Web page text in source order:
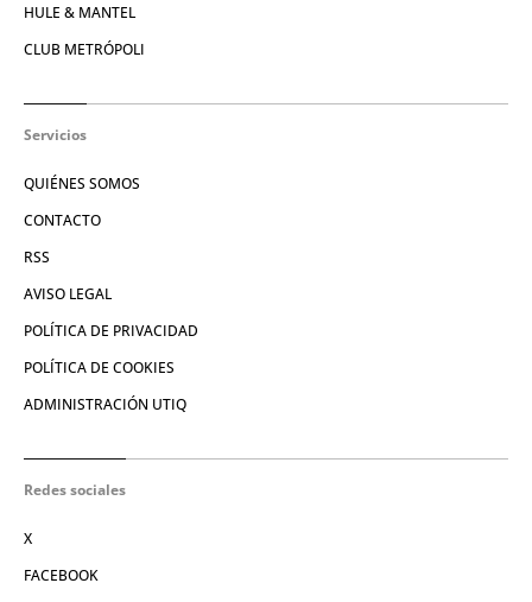
HULE & MANTEL
CLUB METRÓPOLI
Servicios
QUIÉNES SOMOS
CONTACTO
RSS
AVISO LEGAL
POLÍTICA DE PRIVACIDAD
POLÍTICA DE COOKIES
ADMINISTRACIÓN UTIQ
Redes sociales
X
FACEBOOK